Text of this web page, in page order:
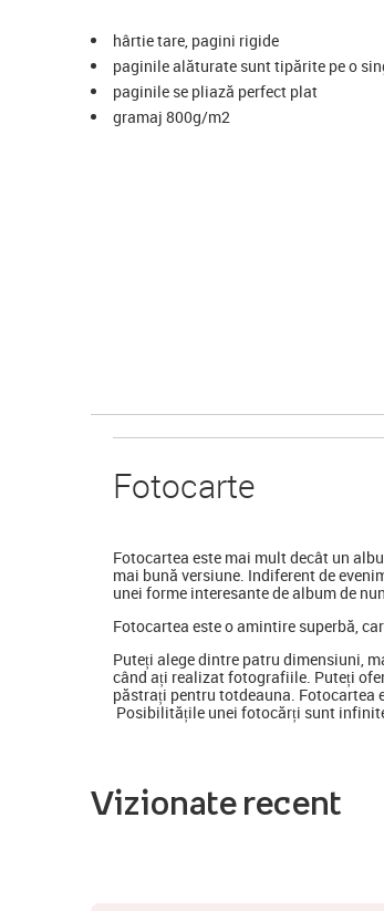
hârtie tare, pagini rigide
paginile alăturate sunt tipărite pe o
paginile se pliază perfect plat
gramaj 800g/m2
Fotocarte
Fotocartea este mai mult decât un
mai bună versiune. Indiferent de
unei forme interesante de album de
Fotocartea este o amintire superbă,
Puteți alege dintre patru dimensiuni,
când ați realizat fotografiile. Puteți
păstrați pentru totdeauna. Fotocartea
Posibilitățile unei fotocărți sunt
Vizionate recent